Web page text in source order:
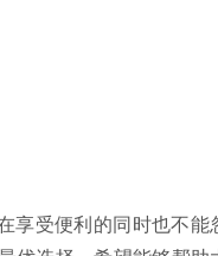
享受便利的同时也不能